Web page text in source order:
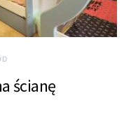
ścianę